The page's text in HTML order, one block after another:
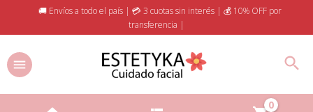
🚚 Envíos a todo el país | 💳 3 cuotas sin interés | 💰 10% OFF por
transferencia |
0